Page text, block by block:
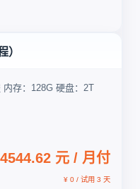
）
内存：128G 硬盘：2T
元 / 月付
¥ 0 / 试用 3 天